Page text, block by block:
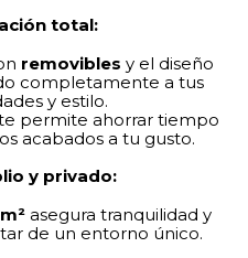
total:
removibles y el diseño
completamente a tus
y estilo.
permite ahorrar tiempo
acabados a tu gusto.
y privado:
asegura tranquilidad y
de un entorno único.